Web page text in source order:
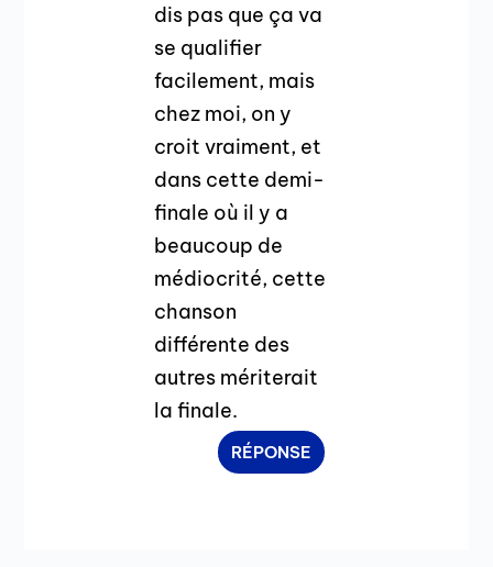
dis pas que ça va
se qualifier
facilement, mais
chez moi, on y
croit vraiment, et
dans cette demi-
finale où il y a
beaucoup de
médiocrité, cette
chanson
différente des
autres mériterait
la finale.
RÉPONSE